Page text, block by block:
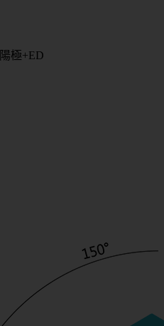
極+ED